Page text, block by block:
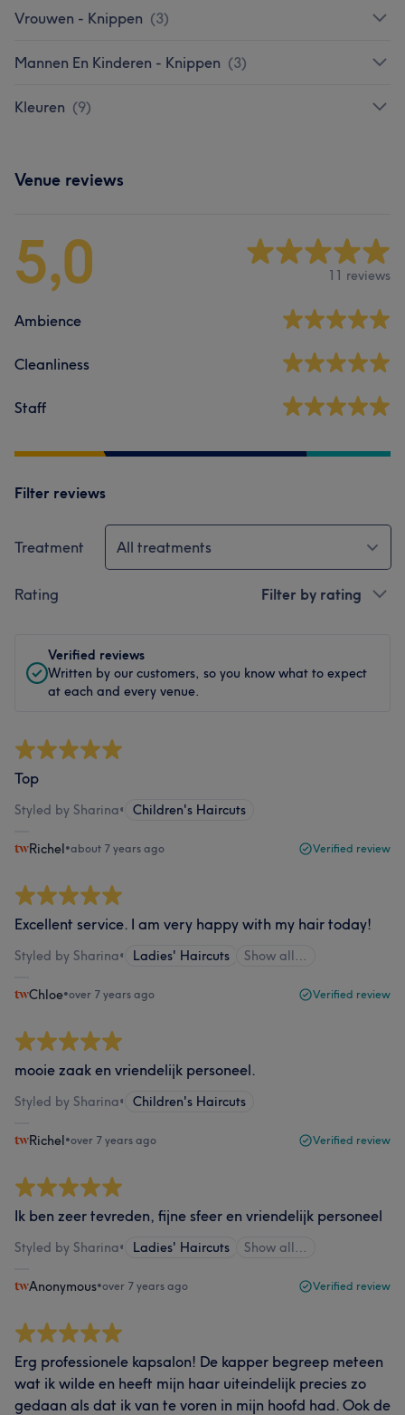
Vrouwen - Knippen (3)
Mannen En Kinderen - Knippen (3)
Kleuren (9)
Venue reviews
5,0 11 reviews
Ambience
Cleanliness
Staff
Filter reviews
Treatment All treatments
Rating Filter by rating
Verified reviews
Written by our customers, so you know what to expect
at each and every venue.
Top
Styled by Sharina• Children's Haircuts
Richel•about 7 years ago Verified review
Excellent service. I am very happy with my hair today!
Styled by Sharina• Ladies' Haircuts Show all…
Chloe•over 7 years ago Verified review
mooie zaak en vriendelijk personeel.
Styled by Sharina• Children's Haircuts
Richel•over 7 years ago Verified review
Ik ben zeer tevreden, fijne sfeer en vriendelijk personeel
Styled by Sharina• Ladies' Haircuts Show all…
Anonymous•over 7 years ago Verified review
Erg professionele kapsalon! De kapper begreep meteen
wat ik wilde en heeft mijn haar uiteindelijk precies zo
gedaan als dat ik van te voren in mijn hoofd had. Ook de